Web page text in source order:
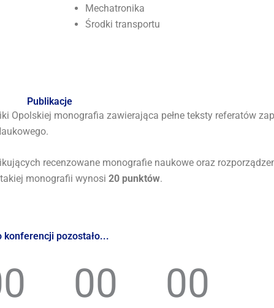
Mechatronika
Środki transportu
Publikacje
Opolskiej monografia zawierająca pełne teksty referatów
recenzowane monografie naukowe oraz
monografii wynosi 20 punktów.
konferencji pozostało...
00 00